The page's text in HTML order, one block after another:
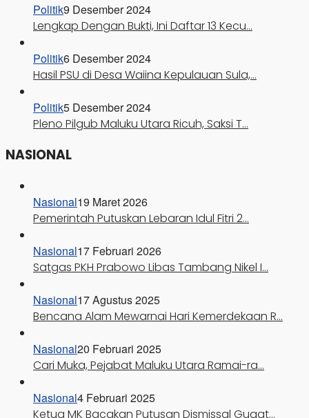
Politik9 Desember 2024
Lengkap Dengan Bukti, Ini Daftar 13 Kecu…
Politik6 Desember 2024
Hasil PSU di Desa Waiina Kepulauan Sula,…
Politik5 Desember 2024
Pleno Pilgub Maluku Utara Ricuh, Saksi T…
NASIONAL
Nasional19 Maret 2026
Pemerintah Putuskan Lebaran Idul Fitri 2…
Nasional17 Februari 2026
Satgas PKH Prabowo Libas Tambang Nikel I…
Nasional17 Agustus 2025
Bencana Alam Mewarnai Hari Kemerdekaan R…
Nasional20 Februari 2025
Cari Muka, Pejabat Maluku Utara Ramai-ra…
Nasional4 Februari 2025
Ketua MK Bacakan Putusan Dismissal Gugat…